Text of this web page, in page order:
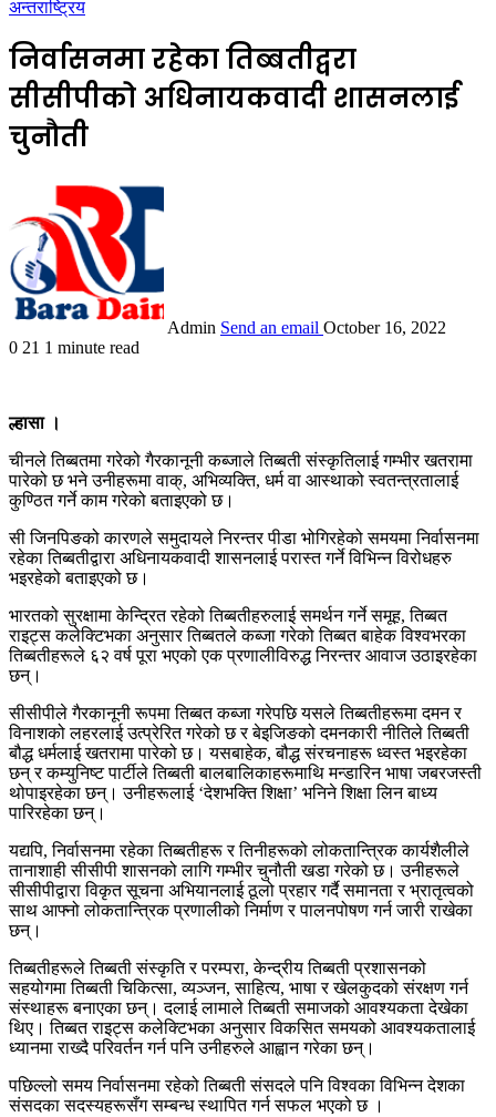
अन्तराष्ट्रिय
निर्वासनमा रहेका तिब्बतीद्वरा
सीसीपीको अधिनायकवादी शासनलाई
चुनौती
Admin Send an email October 16, 2022
0 21 1 minute read
ल्हासा ।
चीनले तिब्बतमा गरेको गैरकानूनी कब्जाले तिब्बती संस्कृतिलाई गम्भीर खतरामा
पारेको छ भने उनीहरूमा वाक्, अभिव्यक्ति, धर्म वा आस्थाको स्वतन्त्रतालाई
कुण्ठित गर्ने काम गरेको बताइएको छ।
सी जिनपिङको कारणले समुदायले निरन्तर पीडा भोगिरहेको समयमा निर्वासनमा
रहेका तिब्बतीद्वारा अधिनायकवादी शासनलाई परास्त गर्ने विभिन्‍न विरोधहरु
भइरहेको बताइएको छ।
भारतको सुरक्षामा केन्द्रित रहेको तिब्बतीहरुलाई समर्थन गर्ने समूह, तिब्बत
राइट्स कलेक्टिभका अनुसार तिब्बतले कब्जा गरेको तिब्बत बाहेक विश्वभरका
तिब्बतीहरूले ६२ वर्ष पूरा भएको एक प्रणालीविरुद्ध निरन्तर आवाज उठाइरहेका
छन्।
सीसीपीले गैरकानूनी रूपमा तिब्बत कब्जा गरेपछि यसले तिब्बतीहरूमा दमन र
विनाशको लहरलाई उत्प्रेरित गरेको छ र बेइजिङको दमनकारी नीतिले तिब्बती
बौद्ध धर्मलाई खतरामा पारेको छ। यसबाहेक, बौद्ध संरचनाहरू ध्वस्त भइरहेका
छन् र कम्युनिष्ट पार्टीले तिब्बती बालबालिकाहरूमाथि मन्डारिन भाषा जबरजस्ती
थोपाइरहेका छन्। उनीहरूलाई ‘देशभक्ति शिक्षा’ भनिने शिक्षा लिन बाध्य
पारिरहेका छन्।
यद्यपि, निर्वासनमा रहेका तिब्बतीहरू र तिनीहरूको लोकतान्त्रिक कार्यशैलीले
तानाशाही सीसीपी शासनको लागि गम्भीर चुनौती खडा गरेको छ। उनीहरूले
सीसीपीद्वारा विकृत सूचना अभियानलाई ठूलो प्रहार गर्दै समानता र भ्रातृत्वको
साथ आफ्नो लोकतान्त्रिक प्रणालीको निर्माण र पालनपोषण गर्न जारी राखेका
छन्।
तिब्बतीहरूले तिब्बती संस्कृति र परम्परा, केन्द्रीय तिब्बती प्रशासनको
सहयोगमा तिब्बती चिकित्सा, व्यञ्जन, साहित्य, भाषा र खेलकुदको संरक्षण गर्न
संस्थाहरू बनाएका छन्। दलाई लामाले तिब्बती समाजको आवश्यकता देखेका
थिए। तिब्बत राइट्स कलेक्टिभका अनुसार विकसित समयको आवश्यकतालाई
ध्यानमा राख्दै परिवर्तन गर्न पनि उनीहरुले आह्वान गरेका छन्।
पछिल्लो समय निर्वासनमा रहेको तिब्बती संसदले पनि विश्वका विभिन्न देशका
संसदका सदस्यहरूसँग सम्बन्ध स्थापित गर्न सफल भएको छ ।